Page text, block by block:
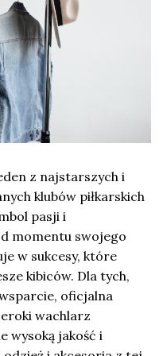
z najstarszych i
klubów piłkarskich
pasji i
momentu swojego
w sukcesy, które
kibiców. Dla tych,
oficjalna
wachlarz
wysoką jakość i